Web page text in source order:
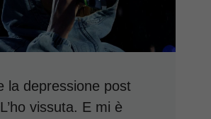
la depressione post
vissuta. E mi è